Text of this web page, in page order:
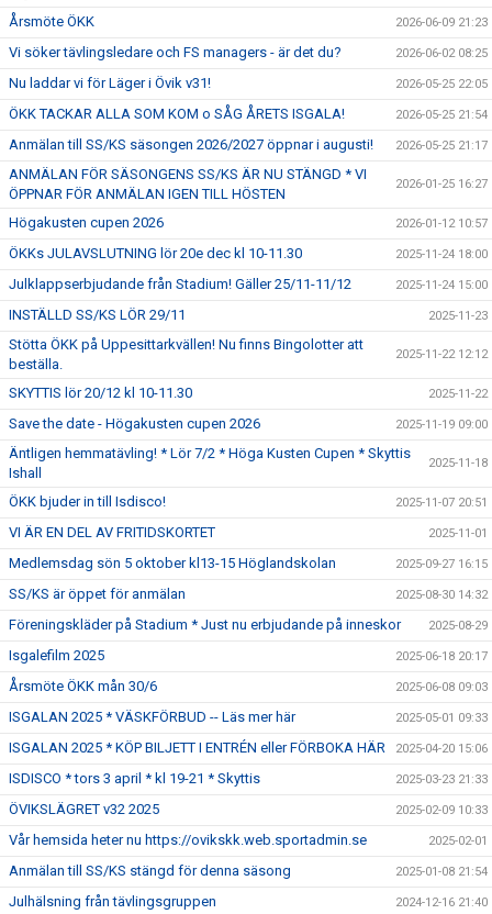
Årsmöte ÖKK 2026-06-09 21:23
Vi söker tävlingsledare och FS managers - är det du? 2026-06-02 08:25
Nu laddar vi för Läger i Övik v31! 2026-05-25 22:05
ÖKK TACKAR ALLA SOM KOM o SÅG ÅRETS ISGALA! 2026-05-25 21:54
Anmälan till SS/KS säsongen 2026/2027 öppnar i augusti! 2026-05-25 21:17
ANMÄLAN FÖR SÄSONGENS SS/KS ÄR NU STÄNGD * VI
ÖPPNAR FÖR ANMÄLAN IGEN TILL HÖSTEN
2026-01-25 16:27
Högakusten cupen 2026 2026-01-12 10:57
ÖKKs JULAVSLUTNING lör 20e dec kl 10-11.30 2025-11-24 18:00
Julklappserbjudande från Stadium! Gäller 25/11-11/12 2025-11-24 15:00
INSTÄLLD SS/KS LÖR 29/11 2025-11-23
Stötta ÖKK på Uppesittarkvällen! Nu finns Bingolotter att
beställa.
2025-11-22 12:12
SKYTTIS lör 20/12 kl 10-11.30 2025-11-22
Save the date - Högakusten cupen 2026 2025-11-19 09:00
Äntligen hemmatävling! * Lör 7/2 * Höga Kusten Cupen * Skyttis
Ishall
2025-11-18
ÖKK bjuder in till Isdisco! 2025-11-07 20:51
VI ÄR EN DEL AV FRITIDSKORTET 2025-11-01
Medlemsdag sön 5 oktober kl13-15 Höglandskolan 2025-09-27 16:15
SS/KS är öppet för anmälan 2025-08-30 14:32
Föreningskläder på Stadium * Just nu erbjudande på inneskor 2025-08-29
Isgalefilm 2025 2025-06-18 20:17
Årsmöte ÖKK mån 30/6 2025-06-08 09:03
ISGALAN 2025 * VÄSKFÖRBUD -- Läs mer här 2025-05-01 09:33
ISGALAN 2025 * KÖP BILJETT I ENTRÉN eller FÖRBOKA HÄR 2025-04-20 15:06
ISDISCO * tors 3 april * kl 19-21 * Skyttis 2025-03-23 21:33
ÖVIKSLÄGRET v32 2025 2025-02-09 10:33
Vår hemsida heter nu https://ovikskk.web.sportadmin.se 2025-02-01
Anmälan till SS/KS stängd för denna säsong 2025-01-08 21:54
Julhälsning från tävlingsgruppen 2024-12-16 21:40